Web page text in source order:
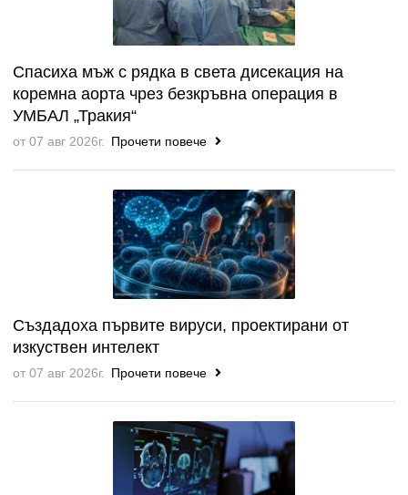
Спасиха мъж с рядка в света дисекация на
коремна аорта чрез безкръвна операция в
УМБАЛ „Тракия“
от 07 авг 2026г. Прочети повече
Създадоха първите вируси, проектирани от
изкуствен интелект
от 07 авг 2026г. Прочети повече